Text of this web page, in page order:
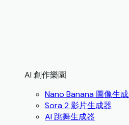
AI 創作樂園
Nano Banana 圖像生
Sora 2 影片生成器
AI 跳舞生成器